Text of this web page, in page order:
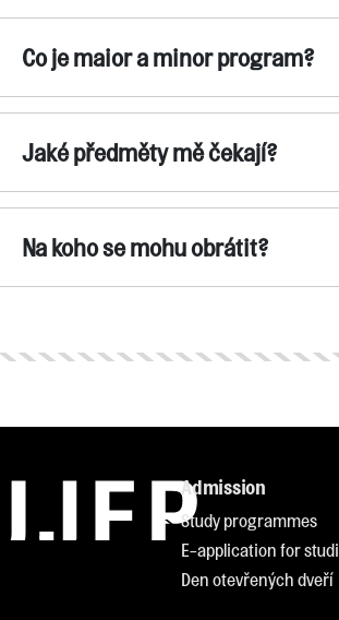
Co je maior a minor program?
Jaké předměty mě čekají?
Na koho se mohu obrátit?
Admission
Study programmes
E-application for
Den otevřených dveří